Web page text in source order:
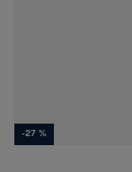
-27 %